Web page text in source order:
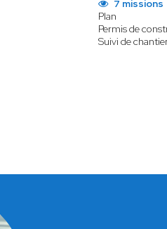
7 missions
Plan
Permis de
Suivi de